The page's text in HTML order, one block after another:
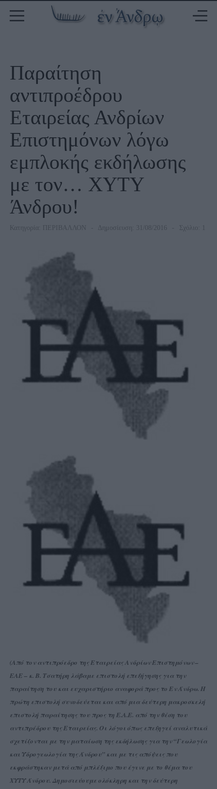
Παραίτηση
αντιπροέδρου
Εταιρείας Ανδρίων
Επιστημόνων λόγω
εμπλοκής εκδήλωσης
με τον… ΧΥΤΥ
Άνδρου!
Κατηγορία: ΠΕΡΙΒΑΛΛΟΝ Δημοσίευση: 31/08/2016 Σχόλιο: 1
(Από τον αντιπρόεδρο της Εταιρείας Ανδρίων Επιστημόνων –
ΕΑΕ – κ. Β. Τσατήρη λάβαμε επιστολή επεξήγησης για την
παραίτηση του και ευχαριστήριο αναφορά προς το Εν Άνδρω. Η
πρώτη επιστολή συνοδεύεται και από μια δεύτερη μακροσκελή
επιστολή παραίτησης του προς τη Ε.Α.Ε. από την θέση του
αντιπρέδρου της Εταιρείας. Οι λόγοι όπως επεξηγεί αναλυτικά
σχετίζονται με την ματαίωση της εκδήλωσης για την “Γεωλογία
και Υδρογεωλογία της Άνδρου” και με τις απόψεις που
εκφράστηκαν μετά από μπλέξιμο που έγινε με το θέμα του
ΧΥΤΥ Άνδρου. Δημοσιεύουμε ολόκληρη και την δεύτερη